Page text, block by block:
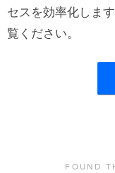
セスを効率化しま
覧ください。
FOUND